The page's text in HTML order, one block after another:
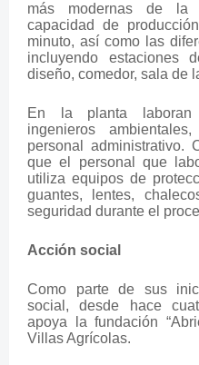
más modernas de la
capacidad de
minuto, así como las
incluyendo estaciones
diseño, comedor, sala de
En la planta laboran
ingenieros
personal administrativo.
que el personal que
utiliza equipos de
guantes, lentes,
seguridad durante el
Acción social
Como parte de sus
social, desde hace
apoya la fundación
Villas Agrícolas.